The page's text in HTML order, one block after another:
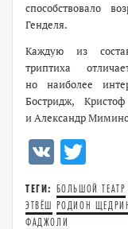
способствовало
Генделя.
Каждую из
триптиха
но наиболее
Бостридж,
и Александр
VK
ТЕГИ: БОЛЬШОЙ ТЕАТР
ЭТВЁШ РОДИОН
ФАДЖОЛИ